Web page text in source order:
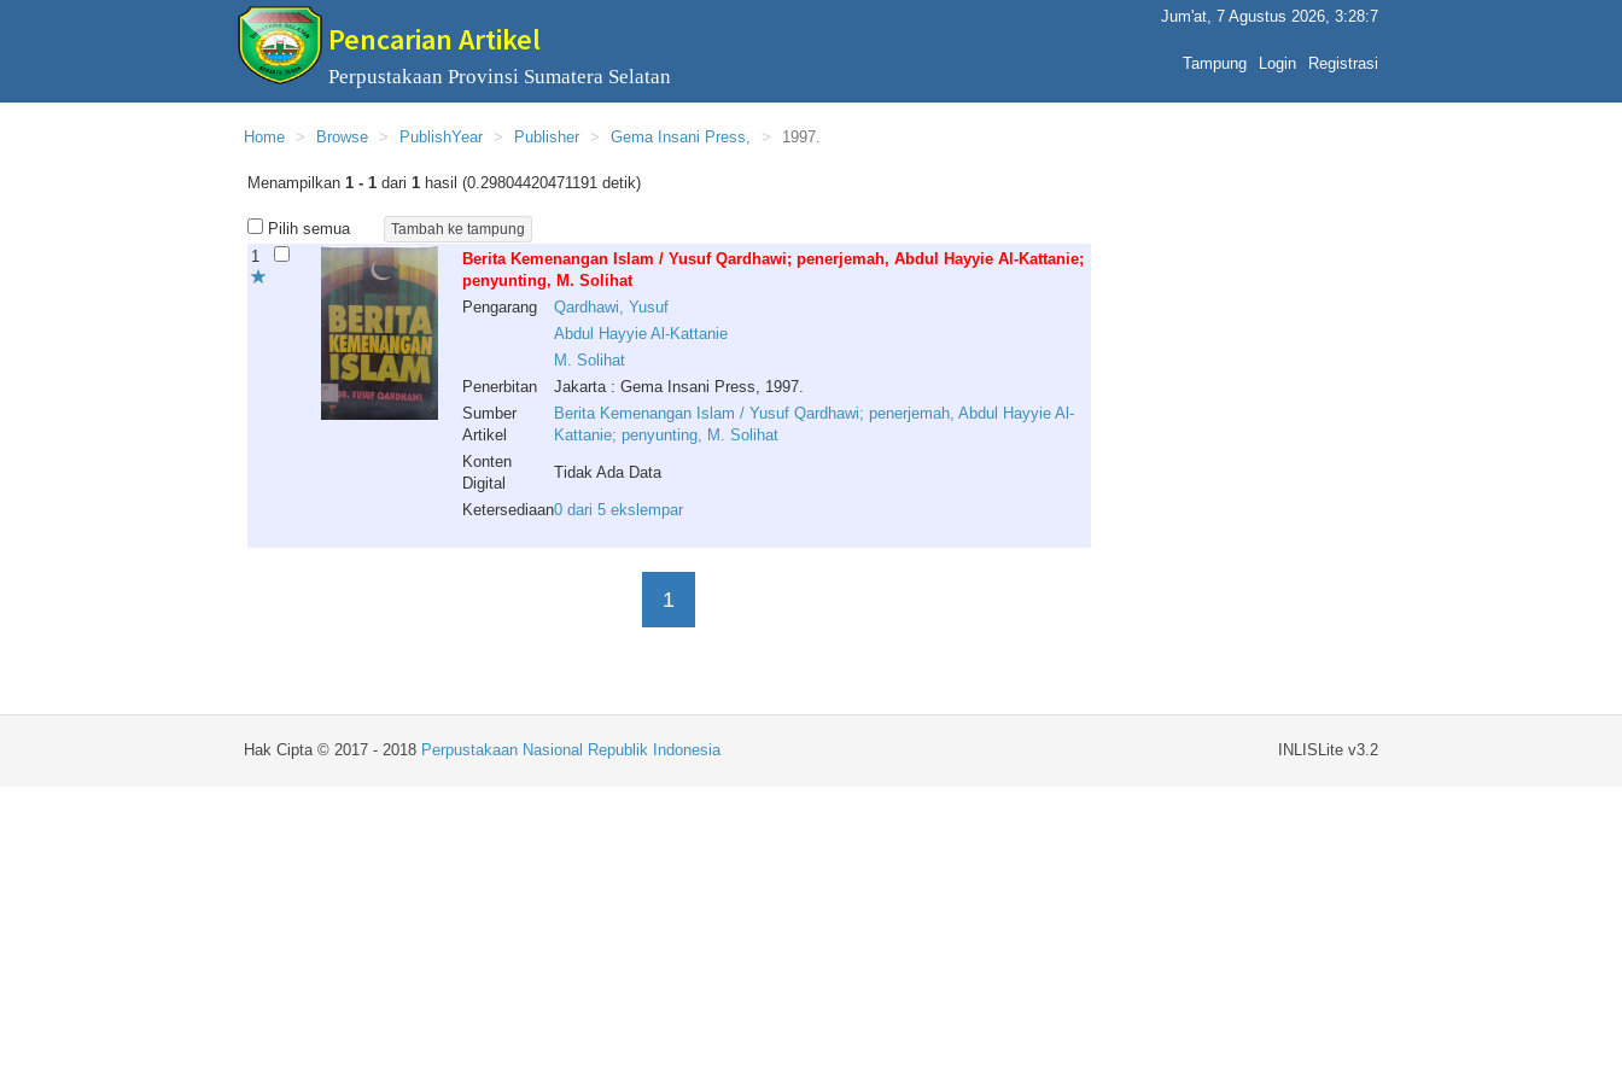
Pencarian Artikel
Perpustakaan Provinsi Sumatera Selatan
Jum'at, 7 Agustus 2026, 3:28:7
Tampung Login Registrasi
Home Browse PublishYear Publisher Gema Insani Press, 1997.
Menampilkan 1 - 1 dari 1 hasil (0.29804420471191 detik)
Pilih semua
1
Berita Kemenangan Islam / Yusuf Qardhawi; penerjemah, Abdul Hayyie Al-Kattanie;
penyunting, M. Solihat
Pengarang
Qardhawi, Yusuf
Abdul Hayyie Al -Kattanie
M . Solihat
Penerbitan
Jakarta : Gema Insani Press, 1997.
Sumber
Artikel
Berita Kemenangan Islam / Yusuf Qardhawi; penerjemah, Abdul Hayyie Al-
Kattanie; penyunting, M. Solihat
Konten
Digital
Tidak Ada Data
Ketersediaan0 dari 5 ekslempar
1
INLISLite v3.2
Hak Cipta © 2017 - 2018 Perpustakaan Nasional Republik Indonesia